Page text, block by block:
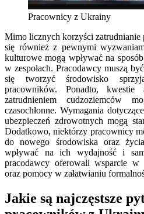
Pracownicy z Ukrainy
Mimo licznych korzyści
się również z pewnymi
kulturowe mogą wpływać na
w zespołach. Pracodawcy muszą
się tworzyć środowisko
pracowników. Ponadto, kwestie
zatrudnieniem cudzoziemców
czasochłonne. Wymagania
ubezpieczeń zdrowotnych mogą
Dodatkowo, niektórzy pracownicy
do nowego środowiska oraz
wpływać na ich wydajność i
pracodawcy oferowali wsparcie w
oraz pomocy w załatwianiu
Jakie są najczęstsze